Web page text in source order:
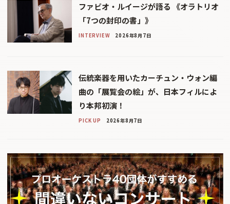
ファビオ・ルイージが語る 《オラトリオ
「7つの封印の書」》
INTERVIEW 2026年8月7日
伝統楽器を用いたカーチュン・ウォン編
曲の「展覧会の絵」が、日本フィルによ
り本邦初演！
PICK UP 2026年8月7日